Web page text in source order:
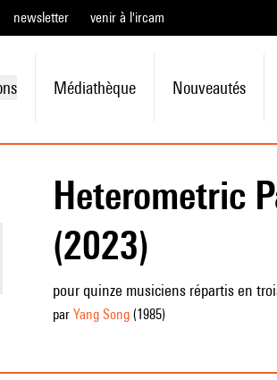
newsletter venir à l'ircam
Médiathèque Nouveautés
Heterometric
(2023)
pour quinze musiciens répartis en
par Yang Song(1985)